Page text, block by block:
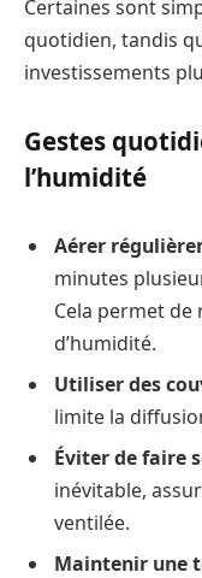
Certaines sont
quotidien, tandis
investissements
Gestes
l’humidité
Aérer
minutes
Cela permet de
d’humidité.
Utiliser des
limite la
Éviter de faire
inévitable,
ventilée.
Maintenir une